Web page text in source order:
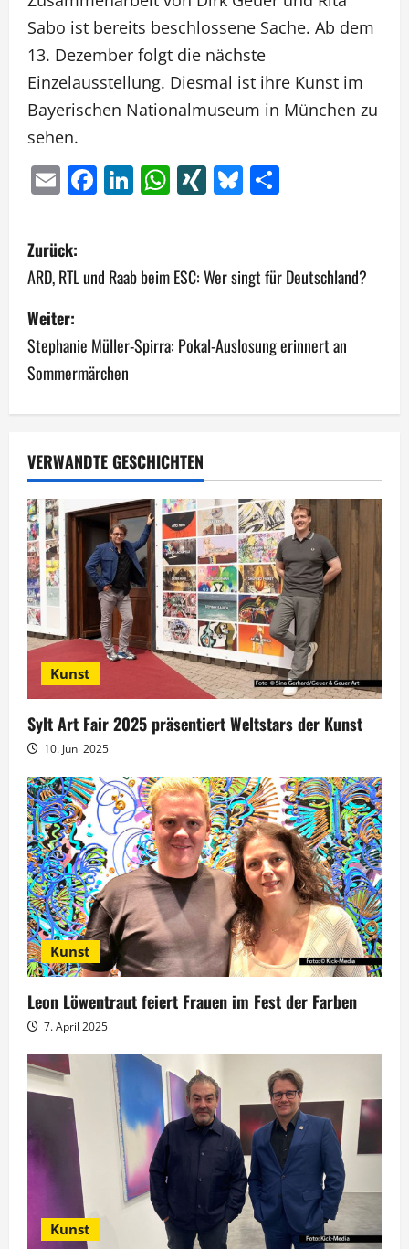
Sabo ist bereits beschlossene Sache. Ab dem
13. Dezember folgt die nächste
Einzelausstellung. Diesmal ist ihre Kunst im
Bayerischen Nationalmuseum in München zu
sehen.
EmailFacebook
LinkedIn
WhatsApp
XINGBluesky
B
e
i
t
r
g
s
n
a
v
i
g
a
t
i
o
n
Zurück:
ARD, RTL und Raab beim ESC: Wer singt für Deutschland?
Weiter:
Stephanie Müller-Spirra: Pokal-Auslosung erinnert an
Sommermärchen
VERWANDTE GESCHICHTEN
Kunst
Sylt Art Fair 2025 präsentiert Weltstars der Kunst
10. Juni 2025
Kunst
Leon Löwentraut feiert Frauen im Fest der Farben
7. April 2025
Kunst